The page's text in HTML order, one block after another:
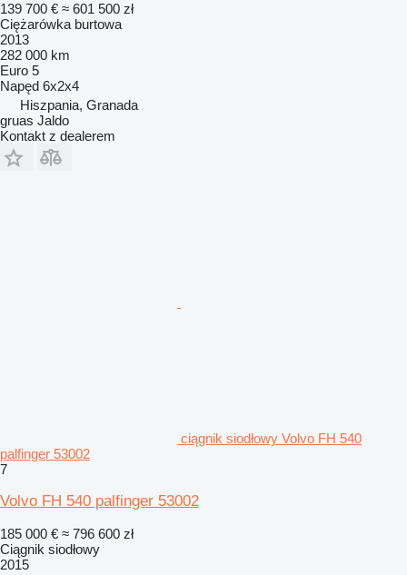
139 700 € ≈ 601 500 zł
Ciężarówka burtowa
2013
282 000 km
Euro 5
Napęd 6x2x4
Hiszpania, Granada
gruas Jaldo
Kontakt z dealerem
ciągnik siodłowy Volvo FH 540
palfinger 53002
7
Volvo FH 540 palfinger 53002
185 000 € ≈ 796 600 zł
Ciągnik siodłowy
2015